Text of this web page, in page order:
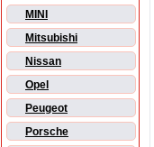
MINI
Mitsubishi
Nissan
Opel
Peugeot
Porsche